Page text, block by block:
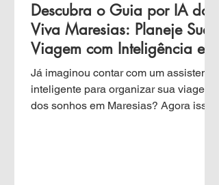
Descubra o Guia por IA do
Viva Maresias: Planeje Sua
Viagem com Inteligência e
Economia
Já imaginou contar com um assistente
inteligente para organizar sua viagem
dos sonhos em Maresias? Agora isso